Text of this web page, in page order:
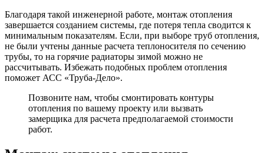
Благодаря такой инженерной работе, монтаж отопления
завершается созданием системы, где потеря тепла сводится к
минимальным показателям. Если, при выборе труб отопления,
не были учтены данные расчета теплоносителя по сечению
трубы, то на горячие радиаторы зимой можно не
рассчитывать. Избежать подобных проблем отопления
поможет АСС «Труба-Дело».
Позвоните нам, чтобы смонтировать контуры
отопления по вашему проекту или вызвать
замерщика для расчета предполагаемой стоимости
работ.